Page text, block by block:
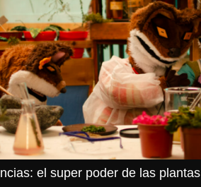
el super poder de las plantas